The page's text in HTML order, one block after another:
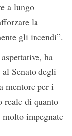
a lungo
la
gli incendi”.
ha
al Senato degli
mentore per i
reale di quanto
molto impegnate